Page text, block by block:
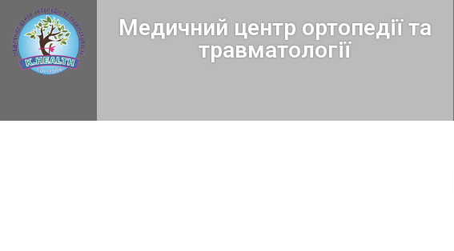
Медичний центр ортопедії та
травматології